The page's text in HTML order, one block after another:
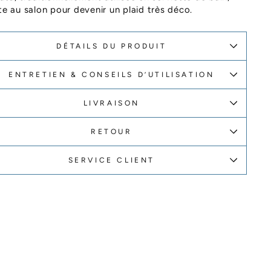
au salon pour devenir un plaid très déco.
DÉTAILS DU PRODUIT
ENTRETIEN & CONSEILS D’UTILISATION
LIVRAISON
RETOUR
SERVICE CLIENT